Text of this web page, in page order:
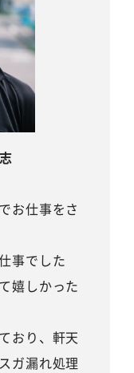
お仕事をさ
事でした
嬉しかった
おり、軒天
ガ漏れ処理